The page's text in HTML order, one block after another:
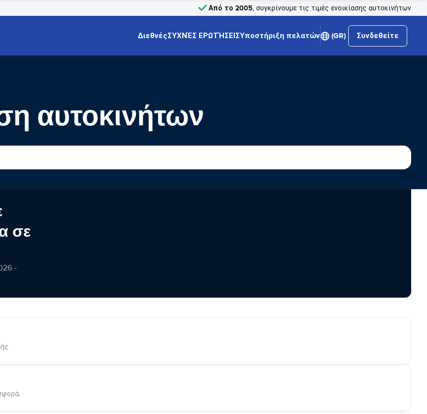
Από το 2005, συγκρίνουμε τις τιμές ενοικίασης αυτοκινήτων
ΔιεθνέςΣΥΧΝΈΣ ΕΡΩΤΉΣΕΙΣΥποστήριξη πελατών (GR) Συνδεθείτε
αυτοκινήτων
σε
-